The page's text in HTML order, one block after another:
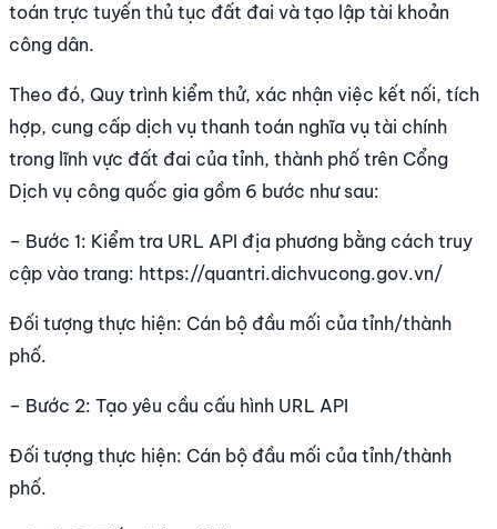
toán trực tuyến thủ tục đất đai và tạo lập tài khoản
công dân.
Theo đó, Quy trình kiểm thử, xác nhận việc kết nối, tích
hợp, cung cấp dịch vụ thanh toán nghĩa vụ tài chính
trong lĩnh vực đất đai của tỉnh, thành phố trên Cổng
Dịch vụ công quốc gia gồm 6 bước như sau:
– Bước 1: Kiểm tra URL API địa phương bằng cách truy
cập vào trang: https://quantri.dichvucong.gov.vn/
Đối tượng thực hiện: Cán bộ đầu mối của tỉnh/thành
phố.
– Bước 2: Tạo yêu cầu cấu hình URL API
Đối tượng thực hiện: Cán bộ đầu mối của tỉnh/thành
phố.